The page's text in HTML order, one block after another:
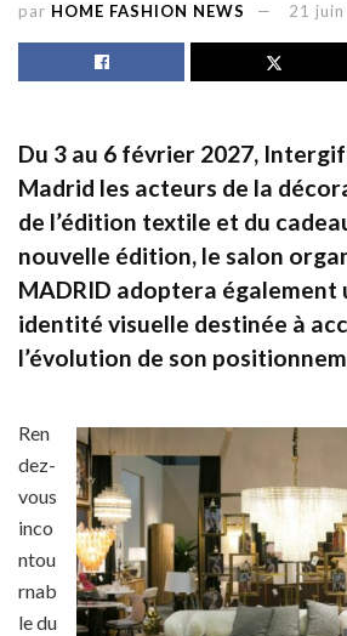
par HOME FASHION NEWS 21
Du 3 au 6 février 2027,
Madrid les acteurs de la
de l’édition textile et du
nouvelle édition, le salon
MADRID adoptera également
identité visuelle destinée à
l’évolution de son
Ren
dez-
vous
inco
ntou
rnab
le du